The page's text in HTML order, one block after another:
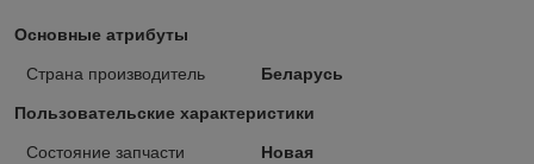
Основные атрибуты
Страна производитель Беларусь
Пользовательские характеристики
Состояние запчасти
Новая